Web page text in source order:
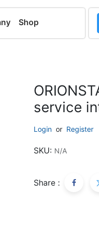
Shop
service
Login or Register
SKU: N/A
Share :